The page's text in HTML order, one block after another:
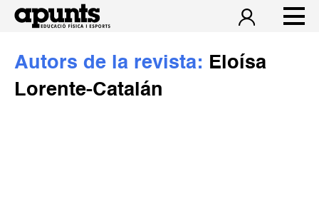
Autors de la revista: Eloísa
Lorente-Catalán